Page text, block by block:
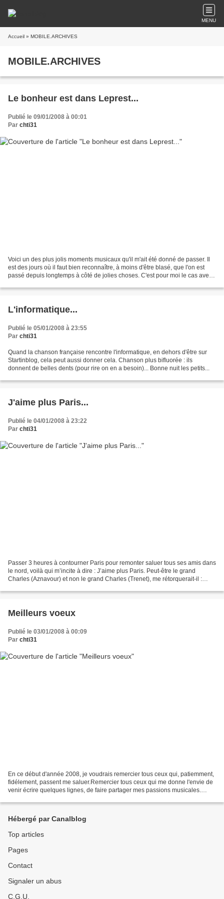
MENU
Accueil » MOBILE.ARCHIVES
MOBILE.ARCHIVES
Le bonheur est dans Leprest...
Publié le 09/01/2008 à 00:01
Par chti31
Voici un des plus jolis moments musicaux qu'il m'ait été donné de passer. Il
est des jours où il faut bien reconnaître, à moins d'être blasé, que l'on est
passé depuis longtemps à côté de jolies choses. C'est pour moi le cas avec
L'informatique...
Publié le 05/01/2008 à 23:55
Par chti31
Quand la chanson française rencontre l'informatique, en dehors d'être sur
Startinblog, cela peut aussi donner cela. Chanson plus bifluorée : ils
donnent de belles dents (pour rire on en a besoin)... Bonne nuit les petits...
J'aime plus Paris...
Publié le 04/01/2008 à 23:22
Par chti31
Passer 3 heures à contourner Paris pour remonter saluer tous ses amis dans
le nord, voilà qui m’incite à dire : J’aime plus Paris. Peut-être le grand
Charles (Aznavour) et non le grand Charles (Trenet), me rétorquerait-il :
Meilleurs voeux
Publié le 03/01/2008 à 00:09
Par chti31
En ce début d'année 2008, je voudrais remercier tous ceux qui, patiemment,
fidélement, passent me saluer.Remercier tous ceux qui me donne l'envie de
venir écrire quelques lignes, de faire partager mes passions musicales.
Hébergé par Canalblog
Top articles
Pages
Contact
Signaler un abus
C.G.U.